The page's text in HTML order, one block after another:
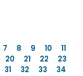
7 8 9 10
11
20 21 22
23
31 32 33
34